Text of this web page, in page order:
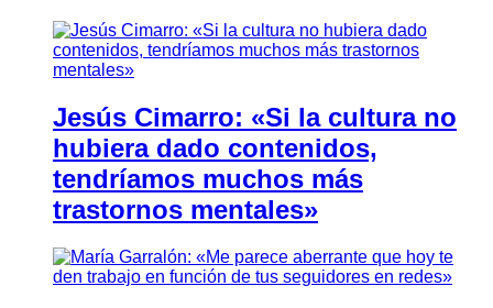
Jesús Cimarro: «Si la cultura no
hubiera dado contenidos,
tendríamos muchos más
trastornos mentales»